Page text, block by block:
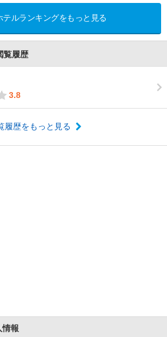
テルランキングをもっと見る
覧履歴
3.8
履歴をもっと見る
情報